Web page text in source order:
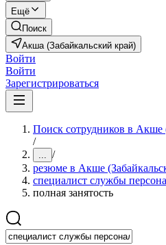
Ещё
Поиск
Акша (Забайкальский край)
Войти
Войти
Зарегистрироваться
Поиск сотрудников в Акше
/
... /
резюме в Акше
специалист службы
полная занятость